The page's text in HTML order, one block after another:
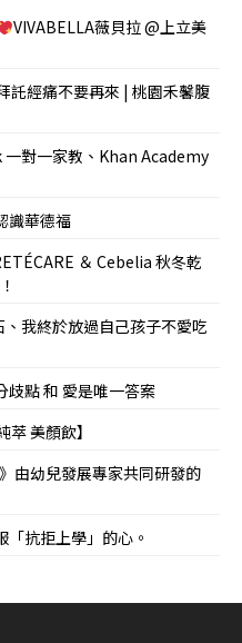
VIVABELLA薇貝拉 @上立美
託經痛不要再來 | 桃園禾馨腹
對一家教、Khan Academy
識華德福
＆ Cebelia 秋冬乾
我終於放過自己孩子不愛吃
點 和 愛是唯一答案
美顏飲】
由幼兒發展專家共同研發的
抗拒上學」的心。